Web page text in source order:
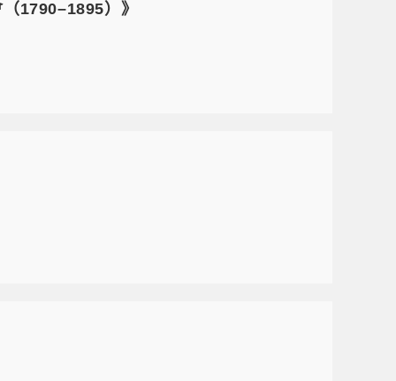
1790–1895）》